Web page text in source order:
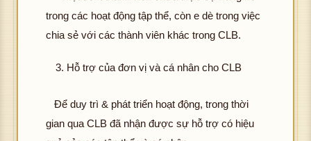
trong các hoạt động tập thể, còn e dè trong việc
chia sẻ với các thành viên khác trong CLB.
Hỗ trợ của đơn vị và cá nhân cho CLB
Để duy trì & phát triển hoạt động, trong thời
gian qua CLB đã nhận được sự hỗ trợ có hiệu